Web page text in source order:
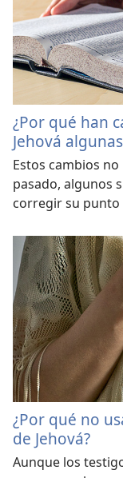
¿Por qué han
Jehová
Estos cambios
pasado, algunos
corregir su punto
¿Por qué no
de Jehová?
Aunque los